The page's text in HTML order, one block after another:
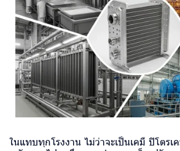
ในแทบทุกโรงงาน ไม่ว่าจะเป็นเคมี ปิโตรเ